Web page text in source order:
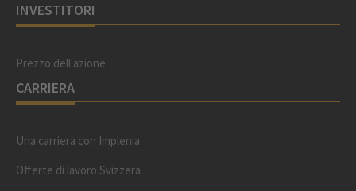
INVESTITORI
Prezzo dell'azione
CARRIERA
Una carriera con Implenia
Offerte di lavoro Svizzera